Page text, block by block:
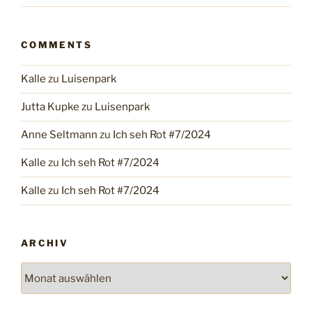
COMMENTS
Kalle zu Luisenpark
Jutta Kupke zu Luisenpark
Anne Seltmann zu Ich seh Rot #7/2024
Kalle zu Ich seh Rot #7/2024
Kalle zu Ich seh Rot #7/2024
ARCHIV